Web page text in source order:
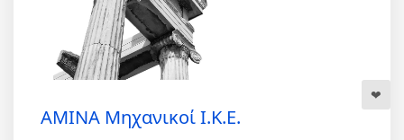
AMINA Μηχανικοί Ι.Κ.Ε.